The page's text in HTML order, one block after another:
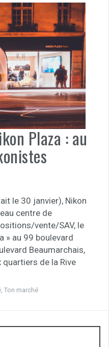
Plaza : au
le 30 janvier), Nikon
centre de
vente/SAV, le
» au 99 boulevard
Beaumarchais,
quartiers de la Rive
, Ton marché